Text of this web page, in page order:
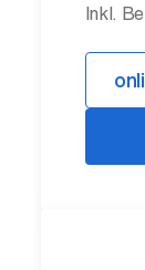
Inkl.